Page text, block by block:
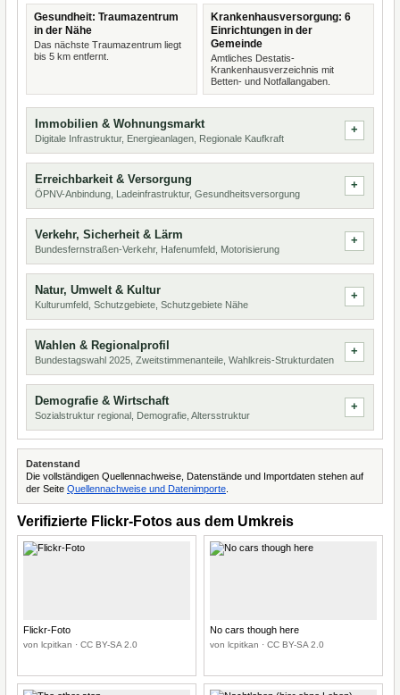
Gesundheit: Traumazentrum
in der Nähe
Das nächste Traumazentrum liegt
bis 5 km entfernt.
Krankenhausversorgung: 6
Einrichtungen in der
Gemeinde
Amtliches Destatis-
Krankenhausverzeichnis mit
Betten- und Notfallangaben.
Immobilien & Wohnungsmarkt
Digitale Infrastruktur, Energieanlagen, Regionale Kaufkraft
Erreichbarkeit & Versorgung
ÖPNV-Anbindung, Ladeinfrastruktur, Gesundheitsversorgung
Verkehr, Sicherheit & Lärm
Bundesfernstraßen-Verkehr, Hafenumfeld, Motorisierung
Natur, Umwelt & Kultur
Kulturumfeld, Schutzgebiete, Schutzgebiete Nähe
Wahlen & Regionalprofil
Bundestagswahl 2025, Zweitstimmenanteile, Wahlkreis-Strukturdaten
Demografie & Wirtschaft
Sozialstruktur regional, Demografie, Altersstruktur
Datenstand
Die vollständigen Quellennachweise, Datenstände und Importdaten stehen auf
der Seite Quellennachweise und Datenimporte
Verifizierte Flickr-Fotos aus dem Umkreis
Flickr-Foto
von lcpitkan · CC BY-SA 2.0
No cars though here
von lcpitkan · CC BY-SA 2.0